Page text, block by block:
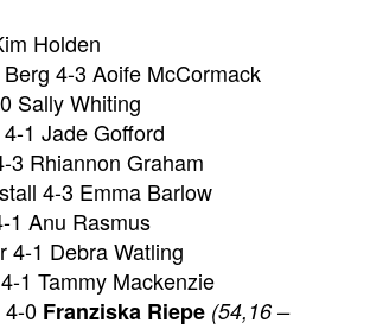
Holden
4-3 Aoife McCormack
Sally Whiting
1 Jade Gofford
3 Rhiannon Graham
4-3 Emma Barlow
1 Anu Rasmus
4-1 Debra Watling
1 Tammy Mackenzie
4-0 Franziska Riepe (54,16 –